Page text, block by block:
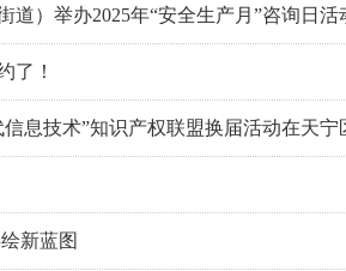
道）举办2025年“安全生产月”咨询日活
了！
信息技术”知识产权联盟换届活动在天宁
新蓝图